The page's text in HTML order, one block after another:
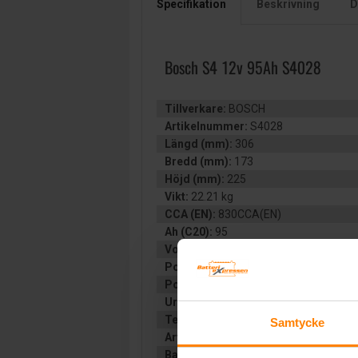
Samtycke
Specifikation Beskrivning
Bosch S4 12v 95Ah S4028
Tillverkare: BOSCH
Artikelnummer: S4028
Längd (mm): 306
Bredd (mm): 173
Höjd (mm): 225
Vikt: 22.21 kg
CCA (EN): 830CCA(EN)
Ah (C20): 95
Volt:
Polställning:0 (+ höger)
Poltyp:
Urluftning:Slutet
Teknologi:
VÄTSKEFYLLT
Artikelgrupp:
Batterityp: